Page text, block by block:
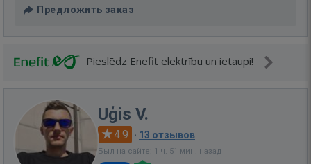
Предложить заказ
Pieslēdz Enefit elektrību un ietaupi!
Uģis V.
4.9 · 13 отзывов
Был на сайте: 1 ч. 51 мин. назад